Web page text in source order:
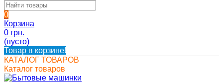
0
Корзина
0 грн.
(пусто)
Товар в корзине!
КАТАЛОГ ТОВАРОВ
Каталог товаров